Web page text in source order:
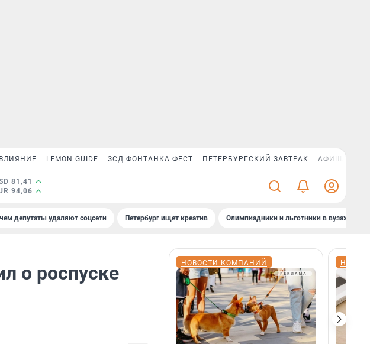
LEMON GUIDE ЗСД ФОНТАНКА ФЕСТ ПЕТЕРБУРГСКИЙ ЗАВТРАК АФИША PLUS
81,41
94,06
депутаты удаляют соцсети Петербург ищет креатив Олимпиадники и льготники в вузах СПб
о роспуске
НОВОСТИ КОМПАНИЙ